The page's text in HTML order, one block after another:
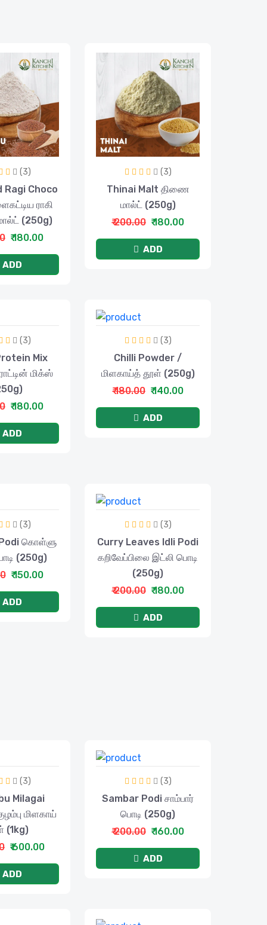
(3)
Choco
ராகி
(250g)
₹ 180.00
ADD
(3)
Thinai Malt திணை
மால்ட் (250g)
₹ 200.00 ₹ 180.00
ADD
(3)
Mix
மிக்ஸ்
₹ 180.00
ADD
(3)
Chilli Powder /
மிளகாய்த் தூள் (250g)
₹ 180.00 ₹ 140.00
ADD
(3)
கொள்ளு
(250g)
₹ 150.00
ADD
(3)
Curry Leaves Idli Podi
கறிவேப்பிலை இட்லி பொடி
(250g)
₹ 200.00 ₹ 180.00
ADD
(3)
Milagai
மிளகாய்
(1kg)
₹ 600.00
ADD
(3)
Sambar Podi சாம்பார்
பொடி (250g)
₹ 200.00 ₹ 160.00
ADD